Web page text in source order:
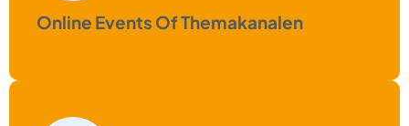
Online Events Of Themakanalen